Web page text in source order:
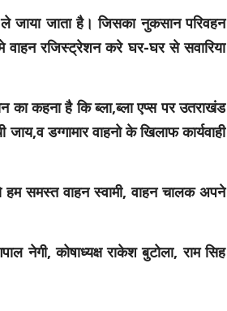
ले जाया जाता है। जिसका नुकसान परिवहन
वाहन रजिस्ट्रेशन करे घर-घर से सवारिया
का कहना है किब्ला,ब्ला एप्स पर उतराखंड
जाय,व डग्गामार वाहनो के खिलाफ कार्यवाही
समस्त वाहन स्वामी, वाहन चालक अपने
नेगी, कोषाध्यक्ष राकेश बुटोला, राम सिह